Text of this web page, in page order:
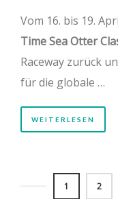
Vom 16. bis 19.
Time Sea Otter
Raceway zurück
für die globale …
WEITERLESEN
1 2